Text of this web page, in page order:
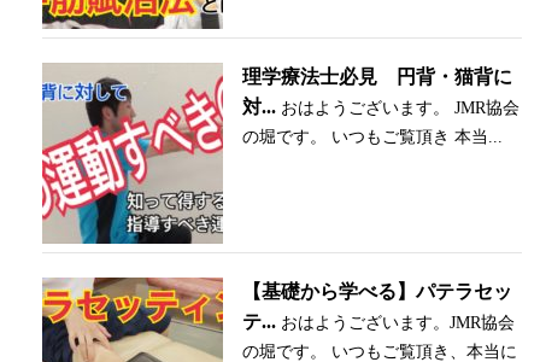
理学療法士必見 円背・猫背に
対... おはようございます。 JMR協会
の堀です。 いつもご覧頂き 本当...
【基礎から学べる】パテラセッ
テ... おはようございます。JMR協会
の堀です。 いつもご覧頂き、本当に